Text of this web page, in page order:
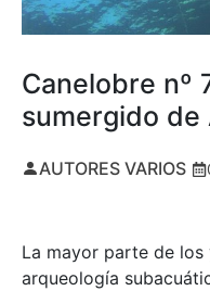
Canelobre nº
sumergido de
AUTORES VARIOS
La mayor parte de
arqueología